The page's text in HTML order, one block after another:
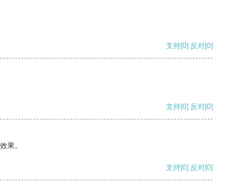
支持[0] 反对[0]
支持[0] 反对[0]
果。
支持[0] 反对[0]